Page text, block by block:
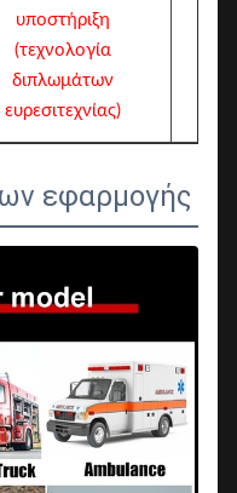
υποστήριξη
(τεχνολογία
διπλωμάτων
ευρεσιτεχνίας)
εφαρμογής